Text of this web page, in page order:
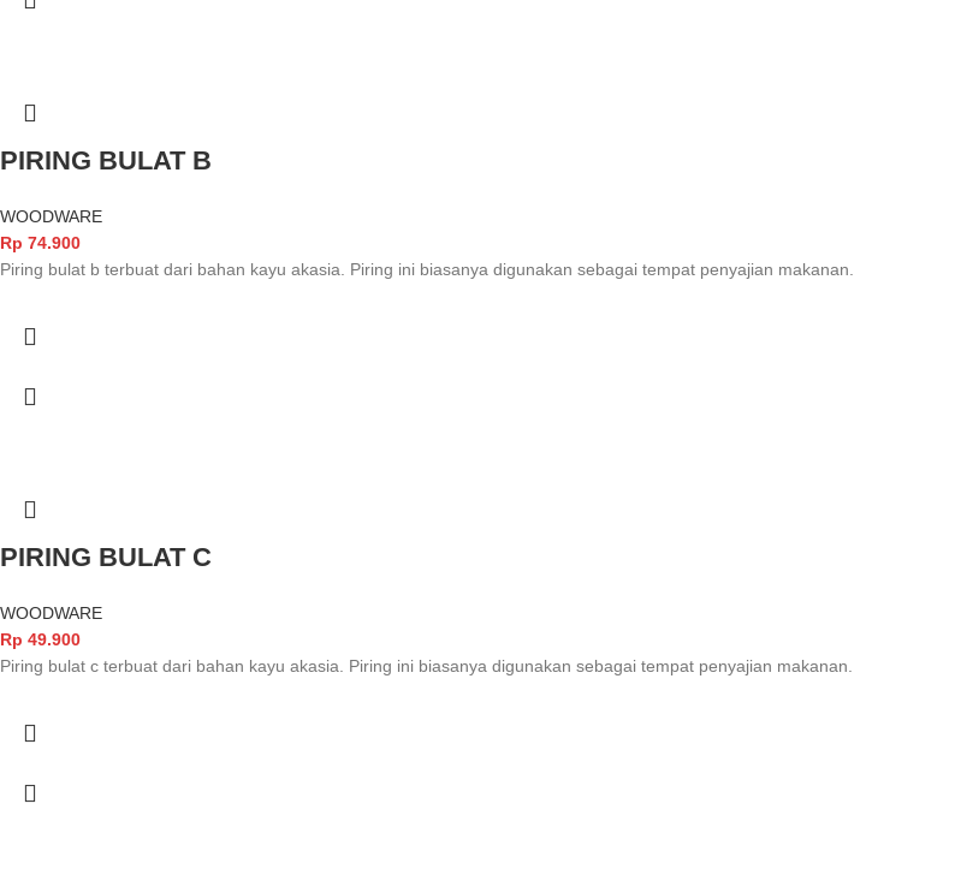
PIRING BULAT B
WOODWARE
Rp 74.900
Piring bulat b terbuat dari bahan kayu akasia. Piring ini biasanya digunakan sebagai tempat penyajian makanan.
PIRING BULAT C
WOODWARE
Rp 49.900
Piring bulat c terbuat dari bahan kayu akasia. Piring ini biasanya digunakan sebagai tempat penyajian makanan.